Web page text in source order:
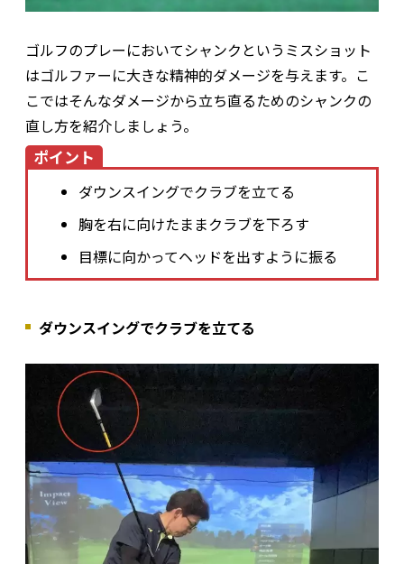
ゴルフのプレーにおいてシャンクというミスショット
はゴルファーに大きな精神的ダメージを与えます。こ
こではそんなダメージから立ち直るためのシャンクの
直し方を紹介しましょう。
ポイント
ダウンスイングでクラブを立てる
胸を右に向けたままクラブを下ろす
目標に向かってヘッドを出すように振る
ダウンスイングでクラブを立てる